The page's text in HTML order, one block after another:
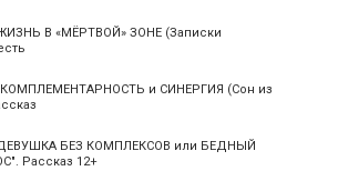
В «МЁРТВОЙ» ЗОНЕ (Записки
и СИНЕРГИЯ (Сон из
БЕЗ КОМПЛЕКСОВ или БЕДНЫЙ
Рассказ 12+